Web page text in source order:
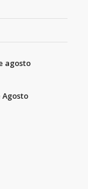
agosto
Agosto